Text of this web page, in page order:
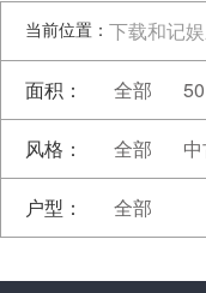
当前位置： 下载和记
面积： 全部
风格： 全部
户型： 全部